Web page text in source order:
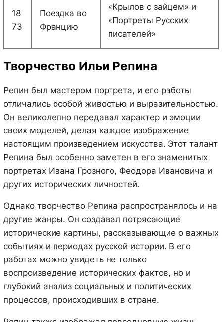
18
73
Поездка во
Францию
«Крылов с зайцем» и
«Портреты Русских
писателей»
Творчество Ильи Репина
Репин был мастером портрета, и его работы
отличались особой живостью и выразительностью.
Он великолепно передавал характер и эмоции
своих моделей, делая каждое изображение
настоящим произведением искусства. Этот талант
Репина был особенно заметен в его знаменитых
портретах Ивана Грозного, Феодора Ивановича и
других исторических личностей.
Однако творчество Репина распространялось и на
другие жанры. Он создавал потрясающие
исторические картины, рассказывающие о важных
событиях и периодах русской истории. В его
работах можно увидеть не только
воспроизведение исторических фактов, но и
глубокий анализ социальных и политических
процессов, происходивших в стране.